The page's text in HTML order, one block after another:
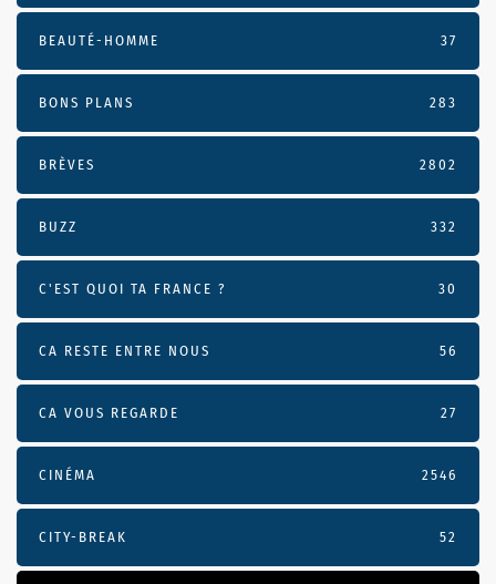
BEAUTÉ-HOMME 37
BONS PLANS 283
BRÈVES 2802
BUZZ 332
C'EST QUOI TA FRANCE ? 30
CA RESTE ENTRE NOUS 56
CA VOUS REGARDE 27
CINÉMA 2546
CITY-BREAK 52